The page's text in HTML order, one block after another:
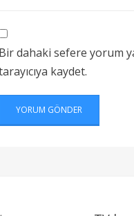
Bir dahaki sefere yorum
kaydet.